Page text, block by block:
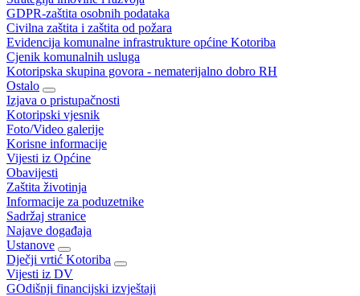
GDPR-zaštita osobnih podataka
Civilna zaštita i zaštita od požara
Evidencija komunalne infrastrukture općine Kotoriba
Cjenik komunalnih usluga
Kotoripska skupina govora - nematerijalno dobro RH
Ostalo
Izjava o pristupačnosti
Kotoripski vjesnik
Foto/Video galerije
Korisne informacije
Vijesti iz Općine
Obavijesti
Zaštita životinja
Informacije za poduzetnike
Sadržaj stranice
Najave događaja
Ustanove
Dječji vrtić Kotoriba
Vijesti iz DV
GOdišnji financijski izvještaji